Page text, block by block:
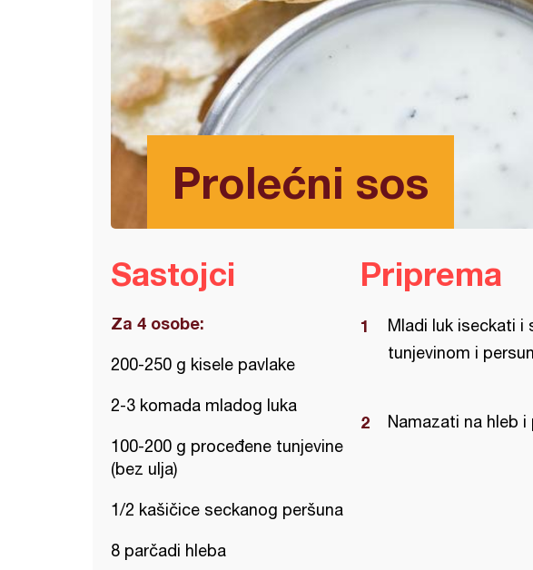
Prolećni sos
Sastojci
Za 4 osobe:
200-250 g kisele pavlake
2-3 komada mladog luka
100-200 g proceđene tunjevine
(bez ulja)
1/2 kašičice seckanog peršuna
8 parčadi hleba
Priprema
Mladi luk iseckati i
tunjevinom i
Namazati na hleb